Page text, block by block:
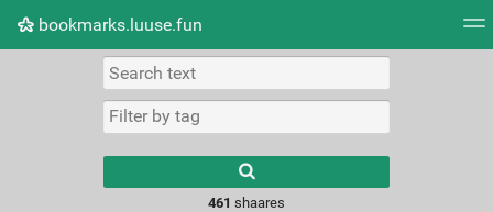
bookmarks.luuse.fun
Picture wall
results.
461 shaares